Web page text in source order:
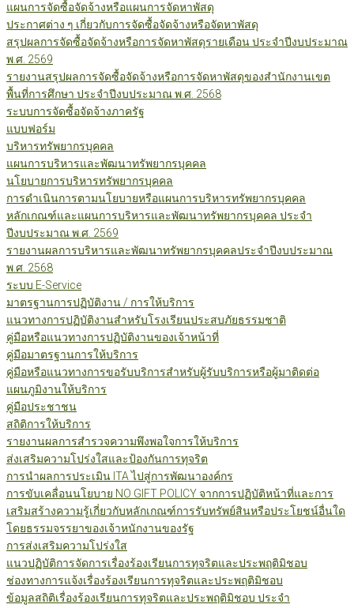
แผนการจัดซื้อจัดจ้างหรือแผนการจัดหาพัสดุ
ประกาศต่าง ๆ เกี่ยวกับการจัดซื้อจัดจ้างหรือจัดหาพัสดุ
สรุปผลการจัดซื้อจัดจ้างหรือการจัดหาพัสดุรายเดือน ประจำปีงบประมาณ
พ.ศ. 2569
รายงานสรุปผลการจัดซื้อจัดจ้างหรือการจัดหาพัสดุของสำนักงานเขต
พื้นที่การศึกษา ประจำปีงบประมาณ พ.ศ. 2568
ระบบการจัดซื้อจัดจ้างภาครัฐ
แบบฟอร์ม
บริหารทรัพยากรบุคคล
แผนการบริหารและพัฒนาทรัพยากรบุคคล
นโยบายการบริหารทรัพยากรบุคคล
การดำเนินการตามนโยบายหรือแผนการบริหารทรัพยากรบุคคล
หลักเกณฑ์และแผนการบริหารและพัฒนาทรัพยากรบุคคล ประจำ
ปีงบประมาณ พ.ศ. 2569
รายงานผลการบริหารและพัฒนาทรัพยากรบุคคลประจำปีงบประมาณ
พ.ศ. 2568
ระบบ E-Service
มาตรฐานการปฏิบัติงาน / การให้บริการ
แนวทางการปฏิบัติงานสำหรับโรงเรียนประสบภัยธรรมชาติ
คู่มือหรือแนวทางการปฏิบัติงานของเจ้าหน้าที่
คู่มือมาตรฐานการให้บริการ
คู่มือหรือแนวทางการขอรับบริการสำหรับผู้รับบริการหรือผู้มาติดต่อ
แผนภูมิงานให้บริการ
คู่มือประชาชน
สถิติการให้บริการ
รายงานผลการสำรวจความพึงพอใจการให้บริการ
ส่งเสริมความโปร่งใสและป้องกันการทุจริต
การนำผลการประเมิน ITA ไปสู่การพัฒนาองค์กร
การขับเคลื่อนนโยบาย NO GIFT POLICY จากการปฏิบัติหน้าที่และการ
เสริมสร้างความรู้เกี่ยวกับหลักเกณฑ์การรับทรัพย์สินหรือประโยชน์อื่นใด
โดยธรรมจรรยาของเจ้าหนักงานของรัฐ
การส่งเสริมความโปร่งใส
แนวปฏิบัติการจัดการเรื่องร้องเรียนการทุจริตและประพฤติมิชอบ
ช่องทางการแจ้งเรื่องร้องเรียนการทุจริตและประพฤติมิชอบ
ข้อมูลสถิติเรื่องร้องเรียนการทุจริตและประพฤติมิชอบ ประจำ